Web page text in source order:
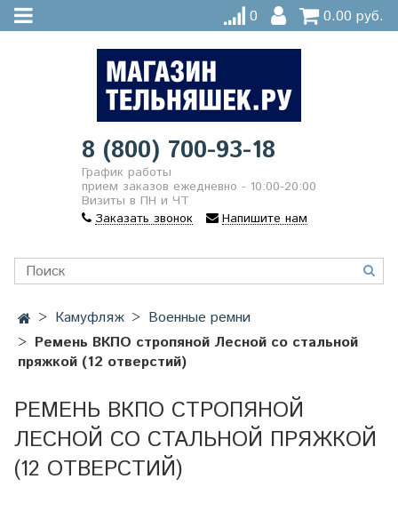
0 0.00 руб.
8 (800) 700-93-18
График работы
прием заказов ежедневно - 10:00-20:00
Визиты в ПН и ЧТ
Заказать звонок
Напишите нам
Камуфляж
Военные ремни
Ремень ВКПО стропяной Лесной со стальной
пряжкой (12 отверстий)
РЕМЕНЬ ВКПО СТРОПЯНОЙ
ЛЕСНОЙ СО СТАЛЬНОЙ ПРЯЖКОЙ
(12 ОТВЕРСТИЙ)